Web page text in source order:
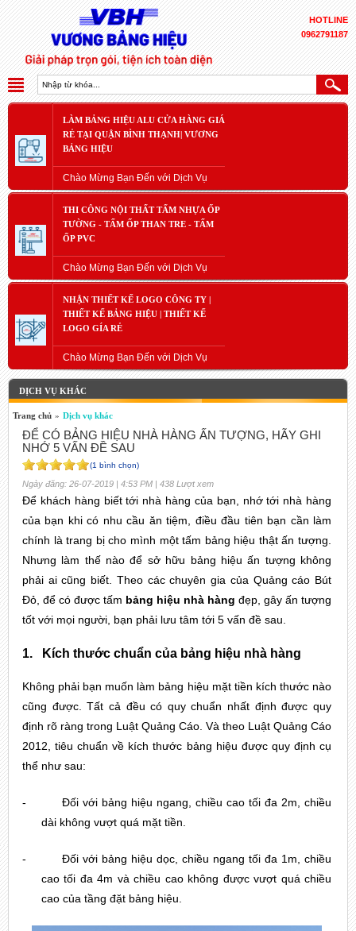
HOTLINE
0962791187
LÀM BẢNG HIỆU ALU CỬA HÀNG GIÁ
RẺ TẠI QUẬN BÌNH THẠNH| VƯƠNG
BẢNG HIỆU
Chào Mừng Bạn Đến với Dịch Vụ
THI CÔNG NỘI THẤT TẤM NHỰA ỐP
TƯỜNG - TẤM ỐP THAN TRE - TẤM
ỐP PVC
Chào Mừng Bạn Đến với Dịch Vụ
NHẬN THIẾT KẾ LOGO CÔNG TY |
THIẾT KẾ BẢNG HIỆU | THIẾT KẾ
LOGO GÍA RẺ
Chào Mừng Bạn Đến với Dịch Vụ
DỊCH VỤ KHÁC
Trang chủ » Dịch vụ khác
ĐỂ CÓ BẢNG HIỆU NHÀ HÀNG ẤN TƯỢNG, HÃY GHI
NHỚ 5 VẤN ĐỀ SAU
(1 bình chọn)
Ngày đăng: 26-07-2019 | 4:53 PM | 438 Lượt xem
Để khách hàng biết tới nhà hàng của bạn, nhớ tới nhà hàng
của bạn khi có nhu cầu ăn tiệm, điều đầu tiên bạn cần làm
chính là trang bị cho mình một tấm bảng hiệu thật ấn tượng.
Nhưng làm thế nào để sở hữu bảng hiệu ấn tượng không
phải ai cũng biết. Theo các chuyên gia của Quảng cáo Bút
Đỏ, để có được tấm bảng hiệu nhà hàng đẹp, gây ấn tượng
tốt với mọi người, bạn phải lưu tâm tới 5 vấn đề sau.
1. Kích thước chuẩn của bảng hiệu nhà hàng
Không phải bạn muốn làm bảng hiệu mặt tiền kích thước nào
cũng được. Tất cả đều có quy chuẩn nhất định được quy
định rõ ràng trong Luật Quảng Cáo. Và theo Luật Quảng Cáo
2012, tiêu chuẩn về kích thước bảng hiệu được quy định cụ
thể như sau:
-
Đối với bảng hiệu ngang, chiều cao tối đa 2m, chiều
dài không vượt quá mặt tiền.
-
Đối với bảng hiệu dọc, chiều ngang tối đa 1m, chiều
cao tối đa 4m và chiều cao không được vượt quá chiều
cao của tầng đặt bảng hiệu.